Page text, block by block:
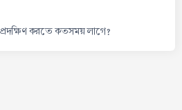
প্রদক্ষিণ করতে কতসময় লাগে?